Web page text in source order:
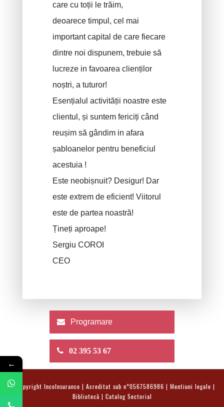
care cu toții le trăim,
deoarece timpul, cel mai
important capital de care fiecare
dintre noi dispunem, trebuie să
lucreze in favoarea clienților
noștri, a tuturor!
Esențialul activității noastre este
clientul, și suntem fericiți când
reușim să gândim in afara
șabloanelor pentru beneficiul
acestuia !
Este neobișnuit? Desigur! Dar
este extrem de eficient! Viitorul
este de partea noastră!
Țineți aproape!
Sergiu COROI
CEO
Programare
02 395 53 67
←
© Copyright IncoInsurance | Acreditat sub n°0567586986 | Mentiuni legale |
Bibliotecă | Catalog Sectorial